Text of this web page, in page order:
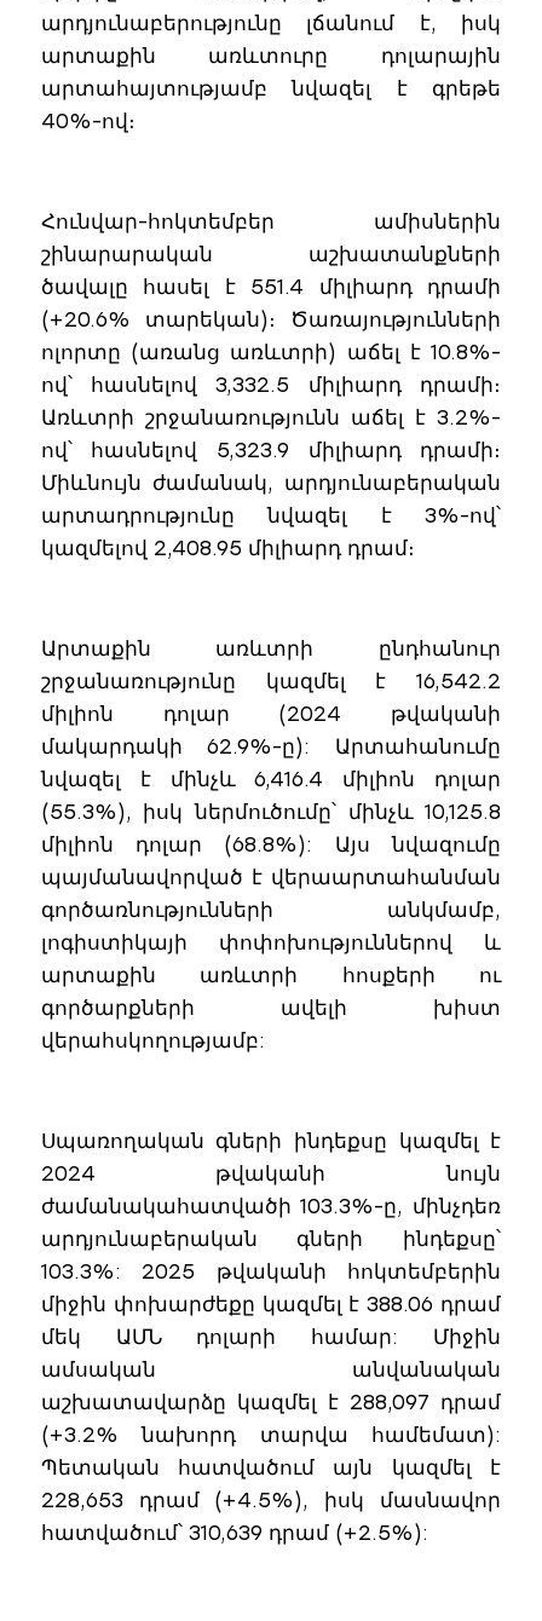
արդյունաբերությունը լճանում է, իսկ
արտաքին առևտուրը դոլարային
արտահայտությամբ նվազել է գրեթե
40%-ով։
Հունվար-հոկտեմբեր ամիսներին
շինարարական աշխատանքների
ծավալը հասել է 551.4 միլիարդ դրամի
(+20.6% տարեկան)։ Ծառայությունների
ոլորտը (առանց առևտրի) աճել է 10.8%-
ով՝ հասնելով 3,332.5 միլիարդ դրամի։
Առևտրի շրջանառությունն աճել է 3.2%-
ով՝ հասնելով 5,323.9 միլիարդ դրամի։
Միևնույն ժամանակ, արդյունաբերական
արտադրությունը նվազել է 3%-ով՝
կազմելով 2,408.95 միլիարդ դրամ։
Արտաքին առևտրի ընդհանուր
շրջանառությունը կազմել է 16,542.2
միլիոն դոլար (2024 թվականի
մակարդակի 62.9%-ը): Արտահանումը
նվազել է մինչև 6,416.4 միլիոն դոլար
(55.3%), իսկ ներմուծումը՝ մինչև 10,125.8
միլիոն դոլար (68.8%): Այս նվազումը
պայմանավորված է վերաարտահանման
գործառնությունների անկմամբ,
լոգիստիկայի փոփոխություններով և
արտաքին առևտրի հոսքերի ու
գործարքների ավելի խիստ
վերահսկողությամբ:
Սպառողական գների ինդեքսը կազմել է
2024 թվականի նույն
ժամանակահատվածի 103.3%-ը, մինչդեռ
արդյունաբերական գների ինդեքսը՝
103.3%: 2025 թվականի հոկտեմբերին
միջին փոխարժեքը կազմել է 388.06 դրամ
մեկ ԱՄՆ դոլարի համար: Միջին
ամսական անվանական
աշխատավարձը կազմել է 288,097 դրամ
(+3.2% նախորդ տարվա համեմատ):
Պետական ​​հատվածում այն ​​կազմել է
228,653 դրամ (+4.5%), իսկ մասնավոր
հատվածում՝ 310,639 դրամ (+2.5%):